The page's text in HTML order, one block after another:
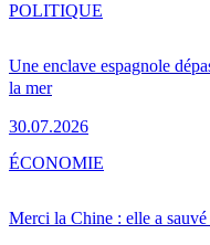
Une enclave espagnole
la mer
30.07.2026
POLITIQUE
Merci la Chine : elle a
ÉCONOMIE